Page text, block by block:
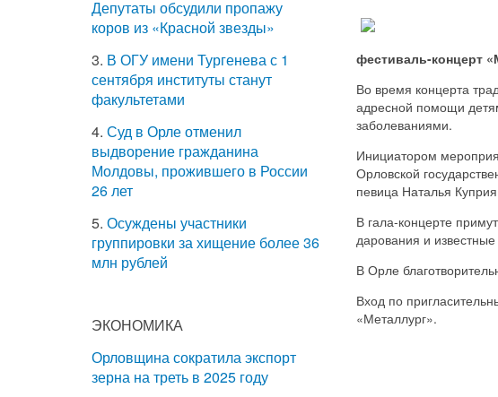
фестиваль-концерт
Во время концерта
адресной помощи
заболеваниями.
Инициатором
Орловской
певица Наталья
В гала-концерте
дарования и
В Орле
Вход по
«Металлург».
Депутаты обсудили пропажу
коров из «Красной звезды»
3. В ОГУ имени Тургенева с 1
сентября институты станут
факультетами
4. Суд в Орле отменил
выдворение гражданина
Молдовы, прожившего в России
26 лет
5. Осуждены участники
группировки за хищение более 36
млн рублей
ЭКОНОМИКА
Орловщина сократила экспорт
зерна на треть в 2025 году